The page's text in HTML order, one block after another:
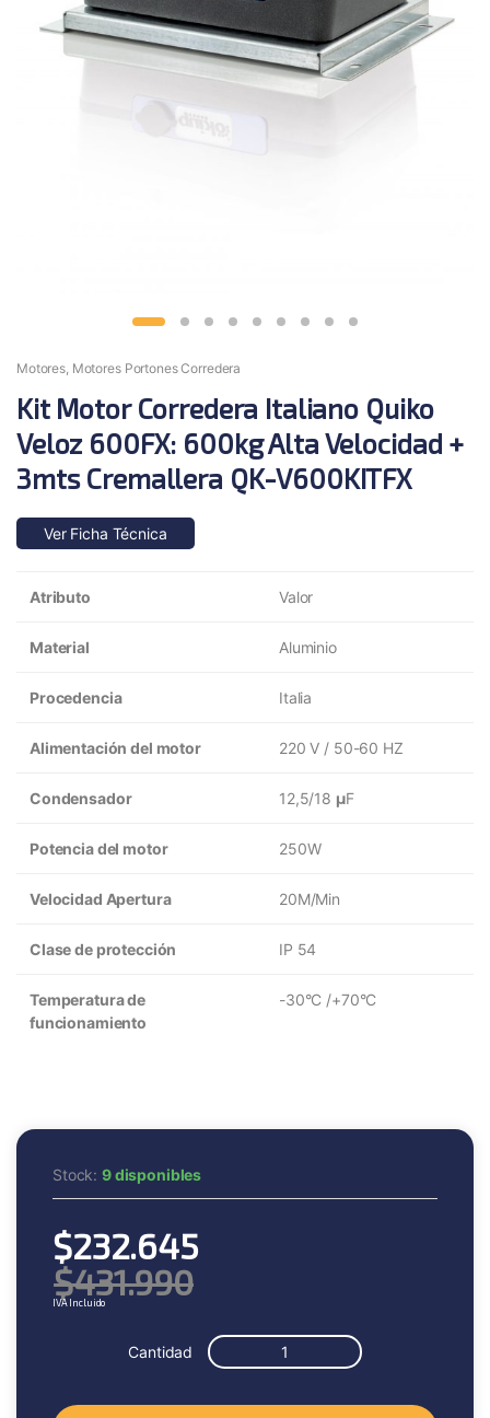
Motores Motores Portones Corredera
Kit Motor Corredera Italiano Quiko
Veloz 600FX: 600kg Alta Velocidad +
3mts Cremallera QK-V600KITFX
Ver Ficha Técnica
Atributo Valor
Material Aluminio
Procedencia Italia
Alimentación del motor 220 V / 50-60 HZ
Condensador 12,5/18 μF
Potencia del motor 250W
Velocidad Apertura 20M/Min
Clase de protección IP 54
Temperatura de
funcionamiento
-30°C /+70°C
Stock:9 disponibles
$232.645
$431.990
IVA Incluido
Cantidad